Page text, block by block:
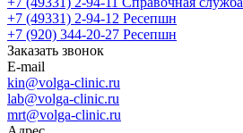
+7 (49331) 2-94-12 Ресепшн
+7 (920) 344-20-27 Ресепшн
Заказать звонок
E-mail
kin@volga-clinic.ru
lab@volga-clinic.ru
mrt@volga-clinic.ru